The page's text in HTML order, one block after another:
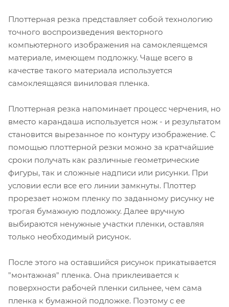
Плоттерная резка представляет собой технологию
точного воспроизведения векторного
компьютерного изображения на самоклеящемся
материале, имеющем подложку. Чаще всего в
качестве такого материала используется
самоклеящаяся виниловая пленка.
Плоттерная резка напоминает процесс черчения, но
вместо карандаша используется нож - и результатом
становится вырезанное по контуру изображение. С
помощью плоттерной резки можно за кратчайшие
сроки получать как различные геометрические
фигуры, так и сложные надписи или рисунки. При
условии если все его линии замкнуты. Плоттер
прорезает ножом пленку по заданному рисунку не
трогая бумажную подложку. Далее вручную
выбираются ненужные участки пленки, оставляя
только необходимый рисунок.
После этого на оставшийся рисунок прикатывается
"монтажная" пленка. Она приклеивается к
поверхности рабочей пленки сильнее, чем сама
пленка к бумажной подложке. Поэтому с ее